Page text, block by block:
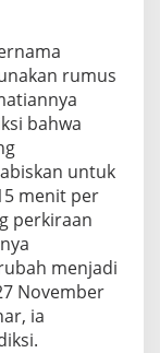
rumus
bahwa
untuk
menit per
perkiraan
menjadi
November
ia